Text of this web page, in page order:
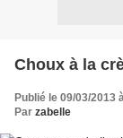
Choux à la
Publié le 09/03/2013
Par zabelle